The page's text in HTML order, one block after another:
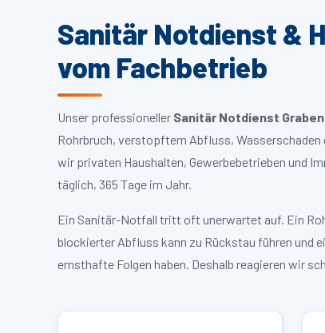
Sanitär Notdienst &
vom Fachbetrieb
Unser professioneller Sanitär Notdienst
Rohrbruch, verstopftem Abfluss,
wir privaten Haushalten, Gewerbebetrieben und
täglich, 365 Tage im Jahr.
Ein Sanitär-Notfall tritt oft unerwartet auf. Ein
blockierter Abfluss kann zu Rückstau führen und
ernsthafte Folgen haben. Deshalb reagieren wir